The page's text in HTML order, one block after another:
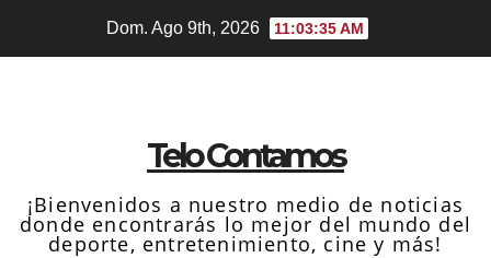
Dom. Ago 9th, 2026 11:03:36 AM
Telo Contamos
¡Bienvenidos a nuestro medio de noticias
donde encontrarás lo mejor del mundo del
deporte, entretenimiento, cine y más!